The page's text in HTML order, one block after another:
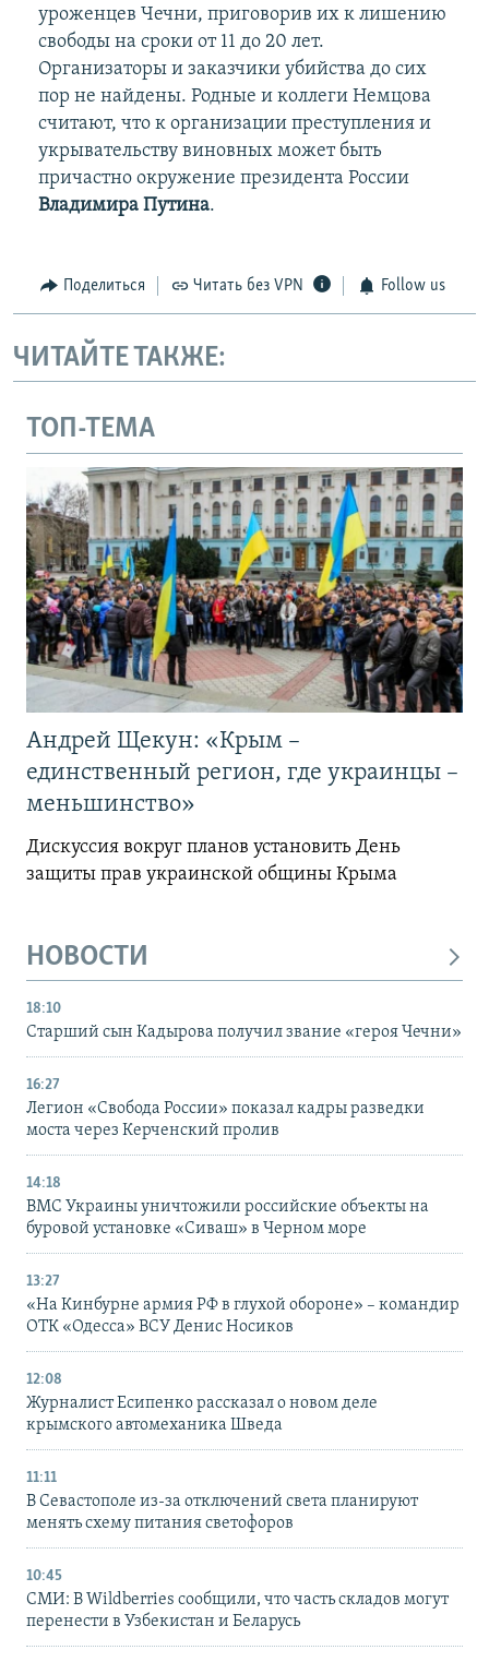
уроженцев Чечни, приговорив их к лишению
свободы на сроки от 11 до 20 лет.
Организаторы и заказчики убийства до сих
пор не найдены. Родные и коллеги Немцова
считают, что к организации преступления и
укрывательству виновных может быть
причастно окружение президента России
Владимира Путина.
Поделиться Читать без VPN Follow us
ЧИТАЙТЕ ТАКЖЕ:
ТОП-ТЕМА
Андрей Щекун: «Крым –
единственный регион, где украинцы –
меньшинство»
Дискуссия вокруг планов установить День
защиты прав украинской общины Крыма
НОВОСТИ
18:10
Старший сын Кадырова получил звание «героя Чечни»
16:27
Легион «Свобода России» показал кадры разведки
моста через Керченский пролив
14:18
ВМС Украины уничтожили российские объекты на
буровой установке «Сиваш» в Черном море
13:27
«На Кинбурне армия РФ в глухой обороне» – командир
ОТК «Одесса» ВСУ Денис Носиков
12:08
Журналист Есипенко рассказал о новом деле
крымского автомеханика Шведа
11:11
В Севастополе из-за отключений света планируют
менять схему питания светофоров
10:45
СМИ: В Wildberries сообщили, что часть складов могут
перенести в Узбекистан и Беларусь